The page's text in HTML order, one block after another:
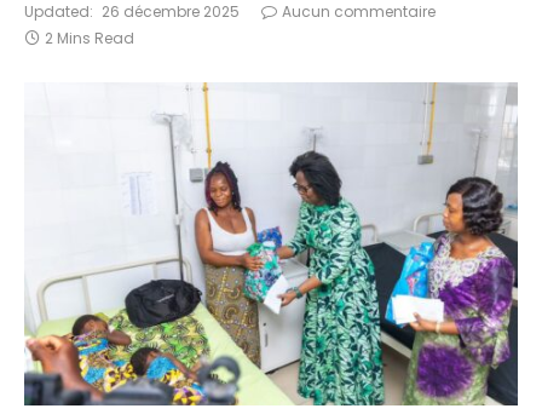
Updated: 26 décembre 2025
Aucun commentaire
2 Mins Read